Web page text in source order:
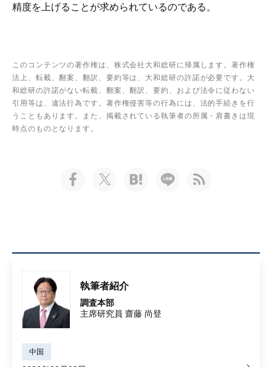
精度を上げることが求められているのである。
このコンテンツの著作権は、株式会社大和総研に帰属します。著作権
法上、転載、翻案、翻訳、要約等は、大和総研の許諾が必要です。大
和総研の許諾がない転載、翻案、翻訳、要約、および法令に従わない
引用等は、違法行為です。著作権侵害等の行為には、法的手続きを行
うこともあります。また、掲載されている執筆者の所属・肩書きは現
時点のものとなります。
執筆者紹介
調査本部
主席研究員 齋藤 尚登
中国